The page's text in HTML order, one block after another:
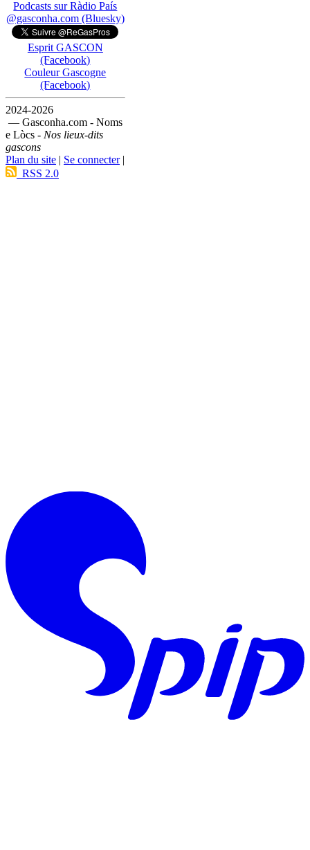
Podcasts sur Ràdio País
@gasconha.com (Bluesky)
Esprit GASCON
(Facebook)
Couleur Gascogne
(Facebook)
2024-2026
— Gasconha.com - Noms
e Lòcs - Nos lieux-dits
gascons
Plan du site | Se connecter|
RSS 2.0